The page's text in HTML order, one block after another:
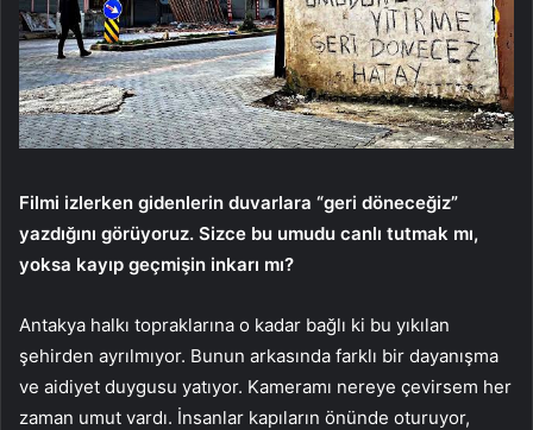
Filmi izlerken gidenlerin duvarlara “geri döneceğiz”
yazdığını görüyoruz. Sizce bu umudu canlı tutmak mı,
yoksa kayıp geçmişin inkarı mı?
Antakya halkı topraklarına o kadar bağlı ki bu yıkılan
şehirden ayrılmıyor. Bunun arkasında farklı bir dayanışma
ve aidiyet duygusu yatıyor. Kameramı nereye çevirsem her
zaman umut vardı. İnsanlar kapıların önünde oturuyor,